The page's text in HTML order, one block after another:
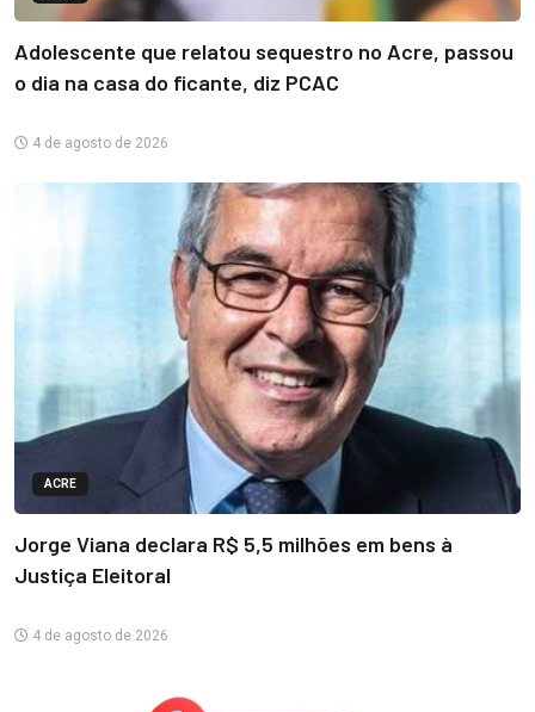
Adolescente que relatou sequestro no Acre, passou
o dia na casa do ficante, diz PCAC
4 de agosto de 2026
ACRE
Jorge Viana declara R$ 5,5 milhões em bens à
Justiça Eleitoral
4 de agosto de 2026